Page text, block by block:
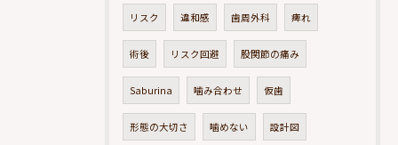
リスク 違和感 歯周外科 痺れ
術後 リスク回避 股関節の痛み
Saburina 噛み合わせ 仮歯
形態の大切さ 噛めない 設計図